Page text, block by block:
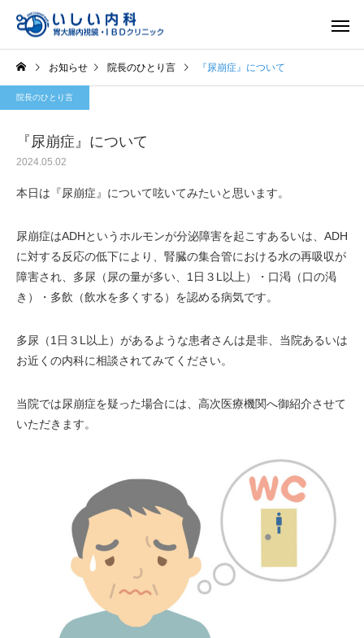
一般内科
お知らせ 院長のひとり言 『尿崩症』について
院長のひとり言
『尿崩症』について
2024.05.02
本日は『尿崩症』について呟いてみたいと思います。
尿崩症はADHというホルモンが分泌障害を起こすあるいは、ADH
に対する反応の低下により、腎臓の集合管における水の再吸収が
障害され、多尿（尿の量が多い、1日３L以上）・口渇（口の渇
き）・多飲（飲水を多くする）を認める病気です。
多尿（1日３L以上）があるような患者さんは是非、当院あるいは
お近くの内科に相談されてみてください。
当院では尿崩症を疑った場合には、高次医療機関へ御紹介させて
いただきます。